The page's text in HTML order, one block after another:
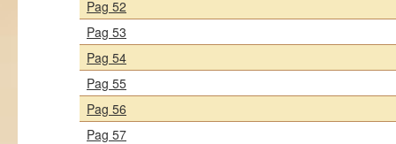
Pag 52
Pag 53
Pag 54
Pag 55
Pag 56
Pag 57